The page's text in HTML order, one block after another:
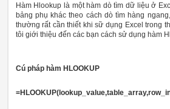
Hàm Hlookup là một hàm dò tìm dữ liệu ở
bảng phụ khác theo cách dò tìm hàng
thường rất cần thiết khi sữ dụng Excel trong
tôi giới thiệu đến các bạn cách sử dụng hàm
Cú pháp hàm HLOOKUP